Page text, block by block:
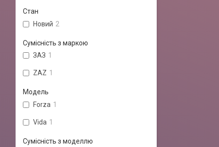
Стан
Новий 2
Сумісність з маркою
ЗАЗ 1
ZAZ 1
Модель
Forza 1
Vida 1
Сумісність з моделлю